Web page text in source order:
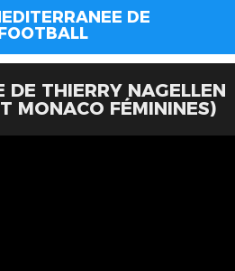
DE
DE THIERRY NAGELLEN
MONACO FÉMININES)